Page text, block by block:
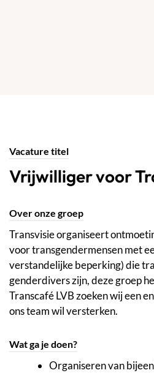
Vacature titel
Vrijwilliger voor
Over onze groep
Transvisie organiseert
voor transgendermensen met
verstandelijke beperking) die
genderdivers zijn, deze groep
Transcafé LVB zoeken wij een
ons team wil versterken.
Wat ga je doen?
Organiseren van